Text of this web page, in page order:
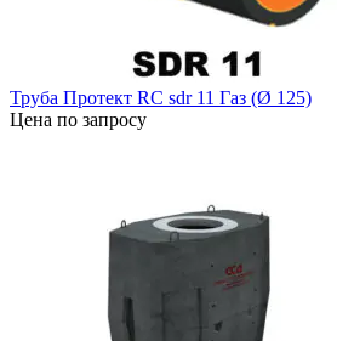
Труба Протект RC sdr 11 Газ (Ø 125)
Цена по запросу